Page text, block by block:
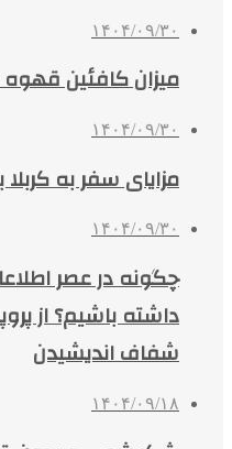
۱۴۰۴/۰۹/۳۰
میزان کافئین
۱۴۰۴/۰۹/۳۰
مزایای سفر به
۱۴۰۴/۰۹/۳۰
چگونه در عصر
داشته باشیم؟ از
شفاف اندیشیدن
۱۴۰۴/۰۹/۱۸